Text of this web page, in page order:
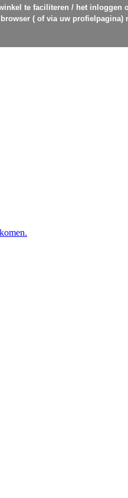
te faciliteren / het
browser ( of via uw profielpagina)